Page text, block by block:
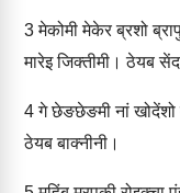
3मेकोमी मेकेर ब्रशो
मारेइ जिक्‍तीमी। ठेयब
4गे छेङछेङमी नां खोदेंशो
ठेयब बाक्‍नीनी।